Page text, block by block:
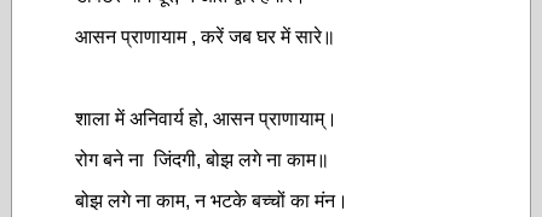
आसन प्राणायाम , करें जब घर में सारे॥
शाला में अनिवार्य हो, आसन प्राणायाम्।
रोग बने ना जिंदगी, बोझ लगे ना काम॥
बोझ लगे ना काम, न भटके बच्चों का मंन।